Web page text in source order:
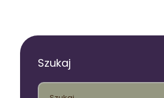
Szukaj
Szukaj: